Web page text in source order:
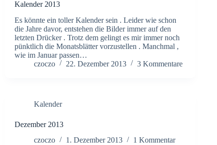
Kalender 2013
Es könnte ein toller Kalender sein . Leider wie schon
die Jahre davor, entstehen die Bilder immer auf den
letzten Drücker . Trotz dem gelingt es mir immer noch
pünktlich die Monatsblätter vorzustellen . Manchmal ,
wie im Januar passen…
czoczo
22. Dezember 2013 3 Kommentare
Kalender
Dezember 2013
czoczo
1. Dezember 2013 1 Kommentar